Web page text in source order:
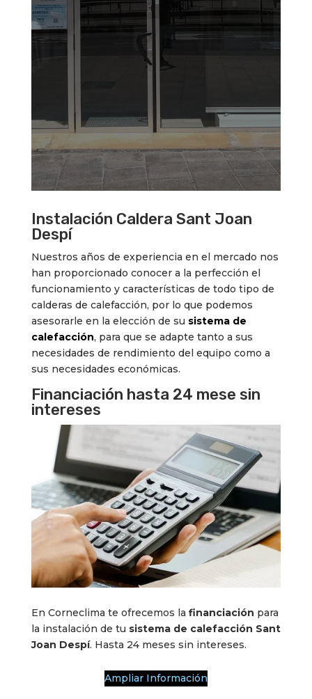
Instalación Caldera Sant Joan
Despí
Nuestros años de experiencia en el mercado nos
han proporcionado conocer a la perfección el
funcionamiento y características de todo tipo de
calderas de calefacción, por lo que podemos
asesorarle en la elección de su sistema de
calefacción, para que se adapte tanto a sus
necesidades de rendimiento del equipo como a
sus necesidades económicas.
Financiación hasta 24 mese sin
intereses
En Corneclima te ofrecemos la financiación para
la instalación de tu sistema de calefacción Sant
Joan Despí. Hasta 24 meses sin intereses.
Ampliar Información